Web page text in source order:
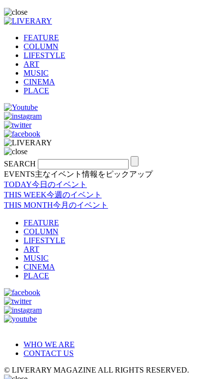
FEATURE
COLUMN
LIFESTYLE
ART
MUSIC
CINEMA
PLACE
SEARCH
EVENTS主なイベント情報をピックアップ
TODAY今日のイベント
THIS WEEK今週のイベント
THIS MONTH今月のイベント
FEATURE
COLUMN
LIFESTYLE
ART
MUSIC
CINEMA
PLACE
WHO WE ARE
CONTACT US
© LIVERARY MAGAZINE ALL RIGHTS RESERVED.